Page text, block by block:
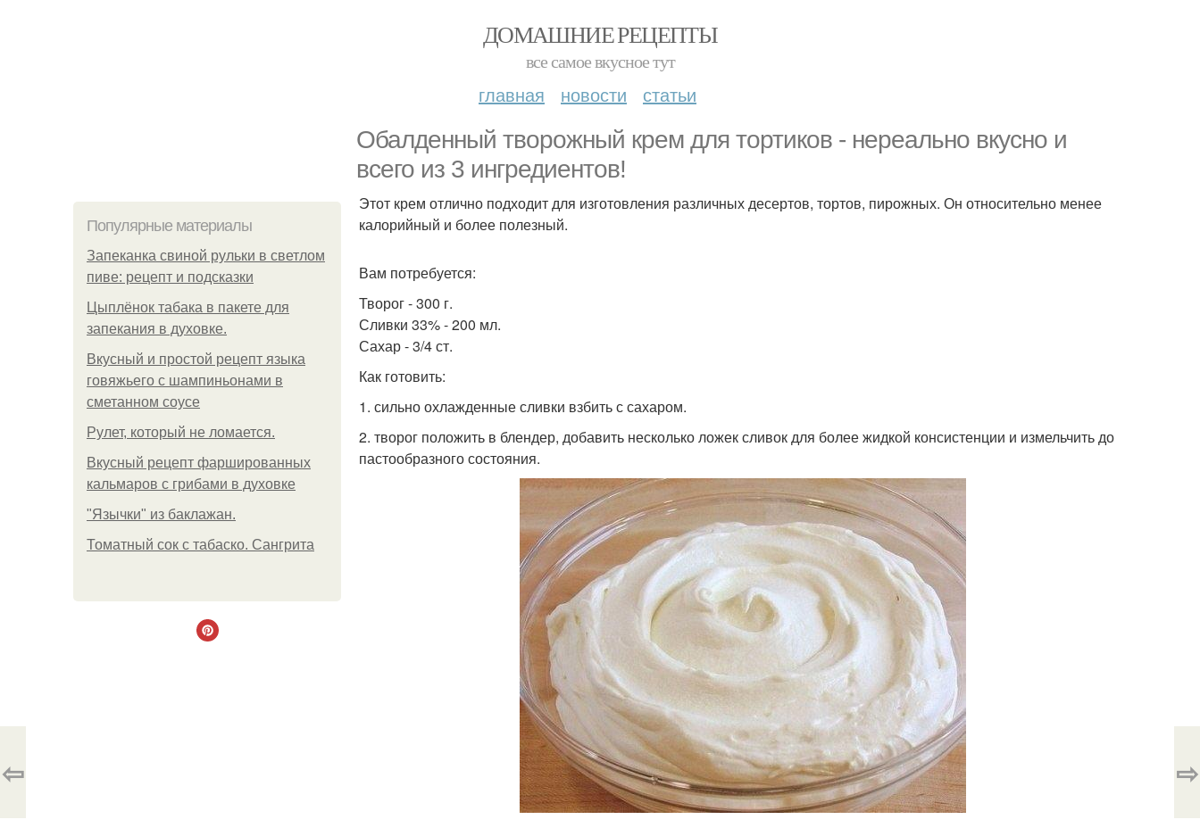
ДОМАШНИЕ РЕЦЕПТЫ
все самое вкусное тут
главная новости статьи
Обалденный творожный крем для тортиков - нереально вкусно и
всего из 3 ингредиентов!
Популярные материалы
Запеканка свиной рульки в светлом
пиве: рецепт и подсказки
Цыплёнок табака в пакете для
запекания в духовке.
Вкусный и простой рецепт языка
говяжьего с шампиньонами в
сметанном соусе
Рулет, который не ломается.
Вкусный рецепт фаршированных
кальмаров с грибами в духовке
"Язычки" из баклажан.
Томатный сок с табаско. Сангрита
Этот крем отлично подходит для изготовления различных десертов, тортов, пирожных. Он относительно менее
калорийный и более полезный.
Вам потребуется:
Творог - 300 г.
Сливки 33% - 200 мл.
Сахар - 3/4 ст.
Как готовить:
1. сильно охлажденные сливки взбить с сахаром.
2. творог положить в блендер, добавить несколько ложек сливок для более жидкой консистенции и измельчить до
пастообразного состояния.
⇦ ⇨